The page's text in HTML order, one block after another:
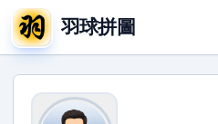
羽球拼圖